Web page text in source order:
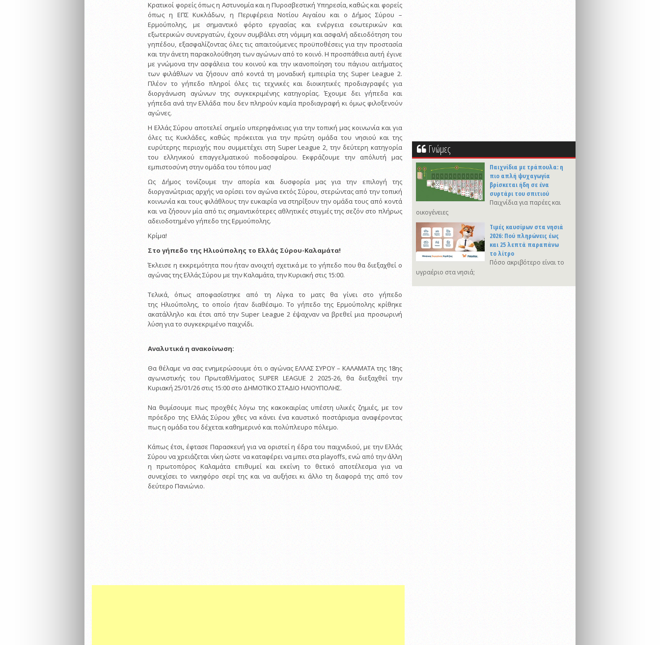
Κρατικοί φορείς όπως η Αστυνομία και η Πυροσβεστική Υπηρεσία, καθώς και φορείς
όπως η ΕΠΣ Κυκλάδων, η Περιφέρεια Νοτίου Αιγαίου και ο Δήμος Σύρου –
Ερμούπολης, με σημαντικό φόρτο εργασίας και ενέργεια εσωτερικών και
εξωτερικών συνεργατών, έχουν συμβάλει στη νόμιμη και ασφαλή αδειοδότηση του
γηπέδου, εξασφαλίζοντας όλες τις απαιτούμενες προϋποθέσεις για την προστασία
και την άνετη παρακολούθηση των αγώνων από το κοινό. Η προσπάθεια αυτή έγινε
με γνώμονα την ασφάλεια του κοινού και την ικανοποίηση του πάγιου αιτήματος
των φιλάθλων να ζήσουν από κοντά τη μοναδική εμπειρία της Super League 2.
Πλέον το γήπεδο πληροί όλες τις τεχνικές και διοικητικές προδιαγραφές για
διοργάνωση αγώνων της συγκεκριμένης κατηγορίας. Έχουμε δει γήπεδα και
γήπεδα ανά την Ελλάδα που δεν πληρούν καμία προδιαγραφή κι όμως φιλοξενούν
αγώνες.
Η Ελλάς Σύρου αποτελεί σημείο υπερηφάνειας για την τοπική μας κοινωνία και για
όλες τις Κυκλάδες, καθώς πρόκειται για την πρώτη ομάδα του νησιού και της
ευρύτερης περιοχής που συμμετέχει στη Super League 2, την δεύτερη κατηγορία
του ελληνικού επαγγελματικού ποδοσφαίρου. Εκφράζουμε την απόλυτή μας
εμπιστοσύνη στην ομάδα του τόπου μας!
Ως Δήμος τονίζουμε την απορία και δυσφορία μας για την επιλογή της
διοργανώτριας αρχής να ορίσει τον αγώνα εκτός Σύρου, στερώντας από την τοπική
κοινωνία και τους φιλάθλους την ευκαιρία να στηρίξουν την ομάδα τους από κοντά
και να ζήσουν μία από τις σημαντικότερες αθλητικές στιγμές της σεζόν στο πλήρως
αδειοδοτημένο γήπεδο της Ερμούπολης.
Κρίμα!
Στο γήπεδο της Ηλιούπολης το Ελλάς Σύρου-Καλαμάτα!
Έκλεισε η εκκρεμότητα που ήταν ανοιχτή σχετικά με το γήπεδο που θα διεξαχθεί ο
αγώνας της Ελλάς Σύρου με την Καλαμάτα, την Κυριακή στις 15:00.
Τελικά, όπως αποφασίστηκε από τη Λίγκα το ματς θα γίνει στο γήπεδο
της Ηλιούπολης, το οποίο ήταν διαθέσιμο. Το γήπεδο της Ερμούπολης κρίθηκε
ακατάλληλο και έτσι από την Super League 2 έψαχναν να βρεθεί μια προσωρινή
λύση για το συγκεκριμένο παιχνίδι.
Αναλυτικά η ανακοίνωση:
Θα θέλαμε να σας ενημερώσουμε ότι ο αγώνας ΕΛΛΑΣ ΣΥΡΟΥ – ΚΑΛΑΜΑΤΑ της 18ης
αγωνιστικής του Πρωταθλήματος SUPER LEAGUE 2 2025-26, θα διεξαχθεί την
Κυριακή 25/01/26 στις 15:00 στο ΔΗΜΟΤΙΚΟ ΣΤΑΔΙΟ ΗΛΙΟΥΠΟΛΗΣ.
Να θυμίσουμε πως προχθές λόγω της κακοκαιρίας υπέστη υλικές ζημιές, με τον
πρόεδρο της Ελλάς Σύρου χθες να κάνει ένα καυστικό ποστάρισμα αναφέροντας
πως η ομάδα του δέχεται καθημερινό και πολύπλευρο πόλεμο.
Κάπως έτσι, έφτασε Παρασκευή για να οριστεί η έδρα του παιχνιδιού, με την Ελλάς
Σύρου να χρειάζεται νίκη ώστε να καταφέρει να μπει στα playoffs, ενώ από την άλλη
η πρωτοπόρος Καλαμάτα επιθυμεί και εκείνη το θετικό αποτέλεσμα για να
συνεχίσει το νικηφόρο σερί της και να αυξήσει κι άλλο τη διαφορά της από τον
δεύτερο Πανιώνιο.
Γνώμες
Παιχνίδια με τράπουλα: η
πιο απλή ψυχαγωγία
βρίσκεται ήδη σε ένα
συρτάρι του σπιτιού
Παιχνίδια για παρέες και
οικογένειες
Τιμές καυσίμων στα νησιά
2026: Πού πληρώνεις έως
και 25 λεπτά παραπάνω
το λίτρο
Πόσο ακριβότερο είναι το
υγραέριο στα νησιά;